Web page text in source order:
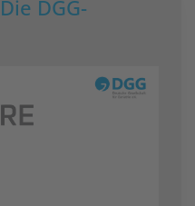
DGG-